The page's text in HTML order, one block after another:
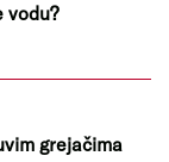
vodu?
grejačima